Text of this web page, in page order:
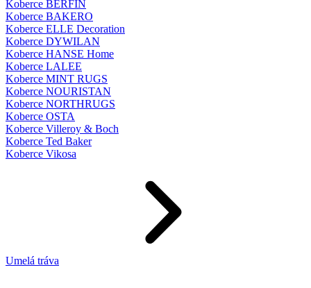
Koberce BERFIN
Koberce BAKERO
Koberce ELLE Decoration
Koberce DYWILAN
Koberce HANSE Home
Koberce LALEE
Koberce MINT RUGS
Koberce NOURISTAN
Koberce NORTHRUGS
Koberce OSTA
Koberce Villeroy & Boch
Koberce Ted Baker
Koberce Vikosa
Umelá tráva